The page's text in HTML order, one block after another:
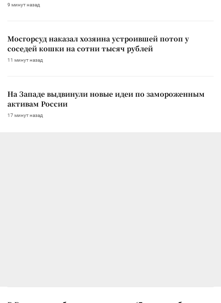
9 минут назад
Мосгорсуд наказал хозяина устроившей потоп у
соседей кошки на сотни тысяч рублей
11 минут назад
На Западе выдвинули новые идеи по замороженным
активам России
17 минут назад